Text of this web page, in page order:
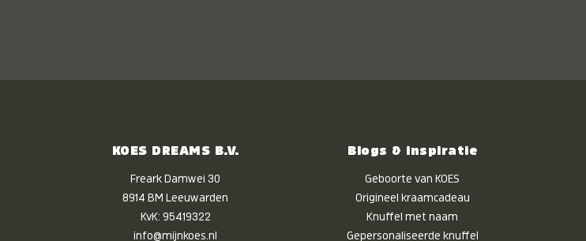
KOES DREAMS B.V.
Freark Damwei 30
8914 BM Leeuwarden
KvK: 95419322
info@mijnkoes.nl
Blogs & inspiratie
Geboorte van KOES
Origineel kraamcadeau
Knuffel met naam
Gepersonaliseerde knuffel